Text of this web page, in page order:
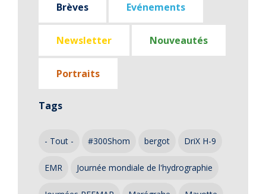
Brèves Evénements
Newsletter Nouveautés
Portraits
Tags
- Tout - #300Shom bergot DriX H-9
EMR Journée mondiale de l'hydrographie